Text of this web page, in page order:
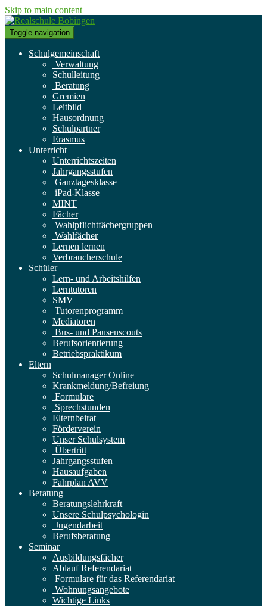
Skip to main content
Toggle navigation
Schulgemeinschaft
Verwaltung
Schulleitung
Beratung
Gremien
Leitbild
Hausordnung
Schulpartner
Erasmus
Unterricht
Unterrichtszeiten
Jahrgangsstufen
Ganztagesklasse
iPad-Klasse
MINT
Fächer
Wahlpflichtfächergruppen
Wahlfächer
Lernen lernen
Verbraucherschule
Schüler
Lern- und Arbeitshilfen
Lerntutoren
SMV
Tutorenprogramm
Mediatoren
Bus- und Pausenscouts
Berufsorientierung
Betriebspraktikum
Eltern
Schulmanager Online
Krankmeldung/Befreiung
Formulare
Sprechstunden
Elternbeirat
Förderverein
Unser Schulsystem
Übertritt
Jahrgangsstufen
Hausaufgaben
Fahrplan AVV
Beratung
Beratungslehrkraft
Unsere Schulpsychologin
Jugendarbeit
Berufsberatung
Seminar
Ausbildungsfächer
Ablauf Referendariat
Formulare für das Referendariat
Wohnungsangebote
Wichtige Links